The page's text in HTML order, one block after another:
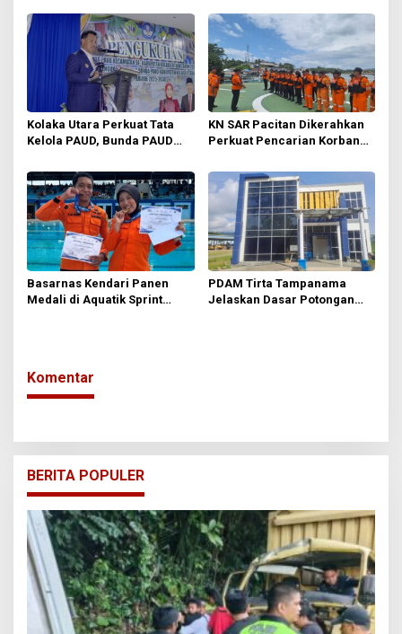
PAUD
Kolaka Utara Perkuat Tata
Kelola PAUD, Bunda PAUD
Dikukuhkan
KN SAR Pacitan Dikerahkan
Perkuat Pencarian Korban
Selayar
Basarnas Kendari Panen
Medali di Aquatik Sprint
PDAM Tirta Tampanama
Jelaskan Dasar Potongan
Komentar
BERITA POPULER